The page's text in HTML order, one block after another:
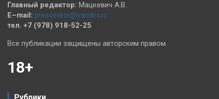
Главный редактор: Мацкевич А.В.
E–mail: pressevkor@yandex.ru
тел. +7 (978) 918-52-25
Все публикации защищены авторским правом.
18+